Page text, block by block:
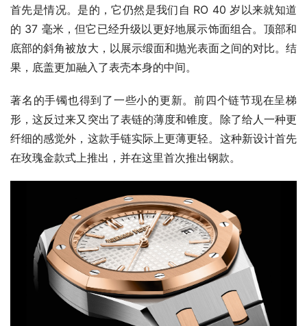
首先是情况。是的，它仍然是我们自 RO 40 岁以来就知道
的 37 毫米，但它已经升级以更好地展示饰面组合。顶部和
底部的斜角被放大，以展示缎面和抛光表面之间的对比。结
果，底盖更加融入了表壳本身的中间。
著名的手镯也得到了一些小的更新。前四个链节现在呈梯
形，这反过来又突出了表链的薄度和锥度。除了给人一种更
纤细的感觉外，这款手链实际上更薄更轻。这种新设计首先
在玫瑰金款式上推出，并在这里首次推出钢款。